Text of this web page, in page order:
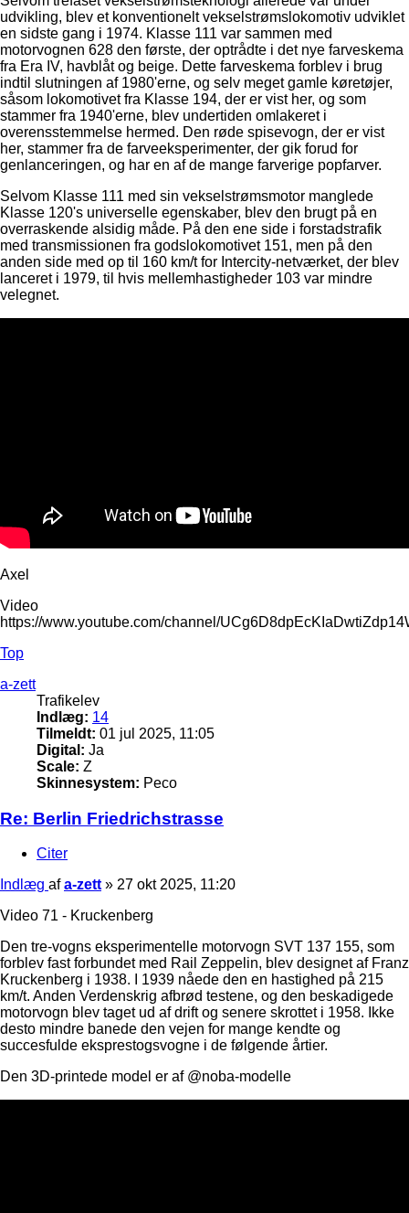
udvikling, blev et konventionelt vekselstrømslokomotiv udviklet
en sidste gang i 1974. Klasse 111 var sammen med
motorvognen 628 den første, der optrådte i det nye farveskema
fra Era IV, havblåt og beige. Dette farveskema forblev i brug
indtil slutningen af ​​1980'erne, og selv meget gamle køretøjer,
såsom lokomotivet fra Klasse 194, der er vist her, og som
stammer fra 1940'erne, blev undertiden omlakeret i
overensstemmelse hermed. Den røde spisevogn, der er vist
her, stammer fra de farveeksperimenter, der gik forud for
genlanceringen, og har en af ​​de mange farverige popfarver.
Selvom Klasse 111 med sin vekselstrømsmotor manglede
Klasse 120's universelle egenskaber, blev den brugt på en
overraskende alsidig måde. På den ene side i forstadstrafik
med transmissionen fra godslokomotivet 151, men på den
anden side med op til 160 km/t for Intercity-netværket, der blev
lanceret i 1979, til hvis mellemhastigheder 103 var mindre
velegnet.
Axel
Video
https://www.youtube.com/channel/
Top
a-zett
Trafikelev
Indlæg: 14
Tilmeldt: 01 jul 2025, 11:05
Digital: Ja
Scale: Z
Skinnesystem: Peco
Re: Berlin Friedrichstrasse
Citer
Indlæg afa-zett » 27 okt 2025, 11:20
Video 71 - Kruckenberg
Den tre-vogns eksperimentelle motorvogn SVT 137 155, som
forblev fast forbundet med Rail Zeppelin, blev designet af Franz
Kruckenberg i 1938. I 1939 nåede den en hastighed på 215
km/t. Anden Verdenskrig afbrød testene, og den beskadigede
motorvogn blev taget ud af drift og senere skrottet i 1958. Ikke
desto mindre banede den vejen for mange kendte og
succesfulde eksprestogsvogne i de følgende årtier.
Den 3D-printede model er af @noba-modelle